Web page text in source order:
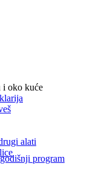
i oko kuće
alati
program